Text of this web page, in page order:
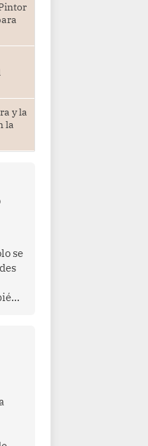
y la
la
se
de